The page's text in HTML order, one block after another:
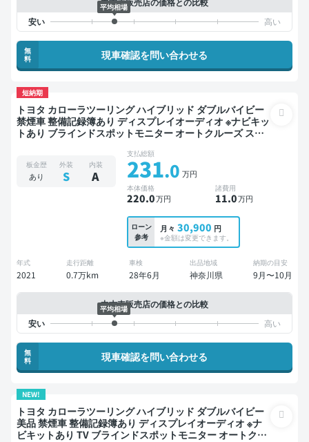
平均相場
無
料
現車確認を問い合わせる
短納期
トヨタ カローラツーリング ハイブリッド ダブルバイビー
禁煙車 整備記録簿あり ディスプレイオーディオ ※ナビキッ
トあり ブラインドスポットモニター オートクルーズ スマ
板金歴
あり
外装
S
内装
A
支払総額
231.0 万円
本体価格
220.0万円
諸費用
11.0万円
ローン
参考
月々 30,900 円
※金額は変更できます。
年式
2021
走行距離
0.7万km
車検
28年6月
出品地域
神奈川県
納期の目安
9月〜10月
中古車販売店の価格との比較
平均相場
無
料
現車確認を問い合わせる
NEW!
トヨタ カローラツーリング ハイブリッド ダブルバイビー
美品 禁煙車 整備記録簿あり ディスプレイオーディオ ※ナ
ビキットあり TV ブラインドスポットモニター オートクル